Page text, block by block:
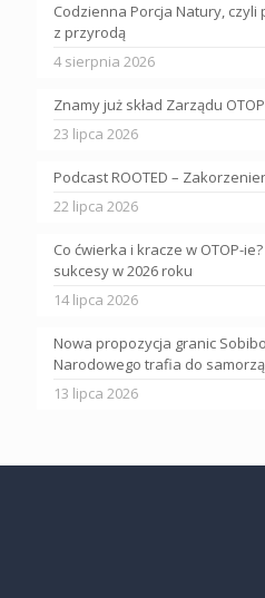
Codzienna Porcja Natury,
z przyrodą
4 sierpnia 2026
Znamy już skład Zarządu
23 lipca 2026
Podcast ROOTED –
22 lipca 2026
Co ćwierka i kracze w OTOP-
sukcesy w 2026 roku
14 lipca 2026
Nowa propozycja granic
Narodowego trafia do
13 lipca 2026